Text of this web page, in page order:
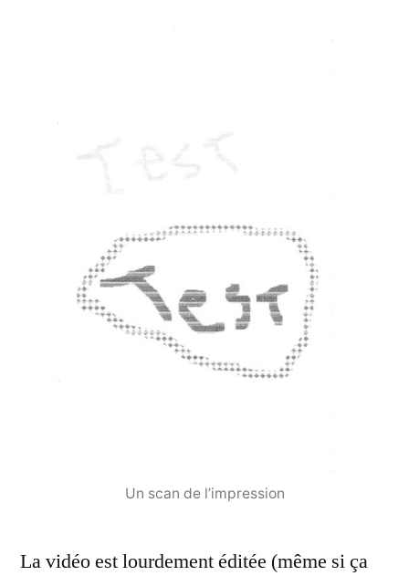
Un scan de l’impression
La vidéo est lourdement éditée (même si ça